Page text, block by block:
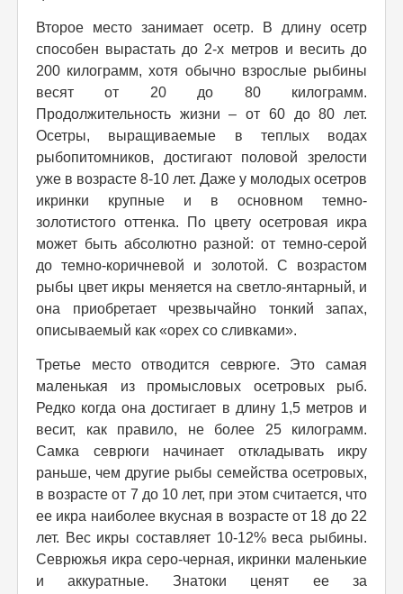
Второе место занимает осетр. В длину осетр
способен вырастать до 2-х метров и весить до
200 килограмм, хотя обычно взрослые рыбины
весят от 20 до 80 килограмм.
Продолжительность жизни – от 60 до 80 лет.
Осетры, выращиваемые в теплых водах
рыбопитомников, достигают половой зрелости
уже в возрасте 8-10 лет. Даже у молодых осетров
икринки крупные и в основном темно-
золотистого оттенка. По цвету осетровая икра
может быть абсолютно разной: от темно-серой
до темно-коричневой и золотой. С возрастом
рыбы цвет икры меняется на светло-янтарный, и
она приобретает чрезвычайно тонкий запах,
описываемый как «орех со сливками».
Третье место отводится севрюге. Это самая
маленькая из промысловых осетровых рыб.
Редко когда она достигает в длину 1,5 метров и
весит, как правило, не более 25 килограмм.
Самка севрюги начинает откладывать икру
раньше, чем другие рыбы семейства осетровых,
в возрасте от 7 до 10 лет, при этом считается, что
ее икра наиболее вкусная в возрасте от 18 до 22
лет. Вес икры составляет 10-12% веса рыбины.
Севрюжья икра серо-черная, икринки маленькие
и аккуратные. Знатоки ценят ее за